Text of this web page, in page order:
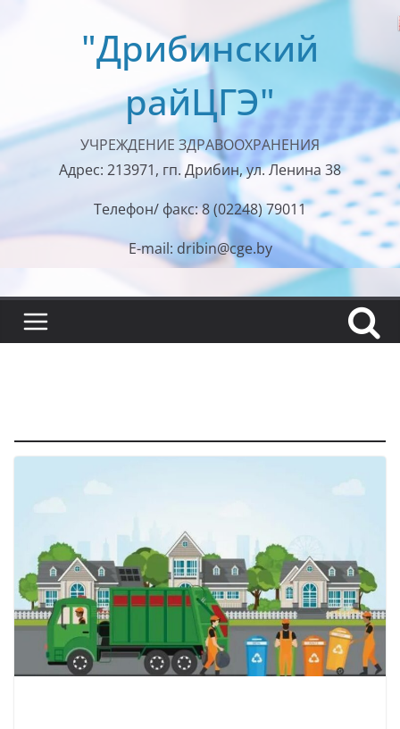
содержимому"Дрибинский
райЦГЭ"
УЧРЕЖДЕНИЕ ЗДРАВООХРАНЕНИЯ
Адрес: 213971, гп. Дрибин, ул. Ленина 38
Телефон/ факс: 8 (02248) 79011
E-mail: dribin@cge.by